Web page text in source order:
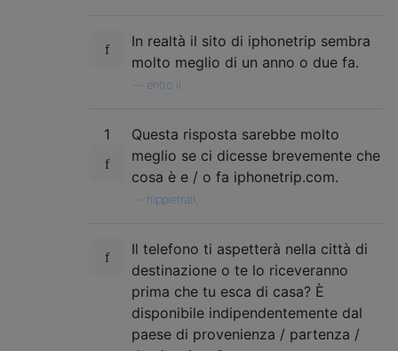
In realtà il sito di iphonetrip sembra
molto meglio di un anno o due fa.
entro il
1
Questa risposta sarebbe molto
meglio se ci dicesse brevemente che
cosa è e / o fa iphonetrip.com.
hippietrail,
Il telefono ti aspetterà nella città di
destinazione o te lo riceveranno
prima che tu esca di casa? È
disponibile indipendentemente dal
paese di provenienza / partenza /